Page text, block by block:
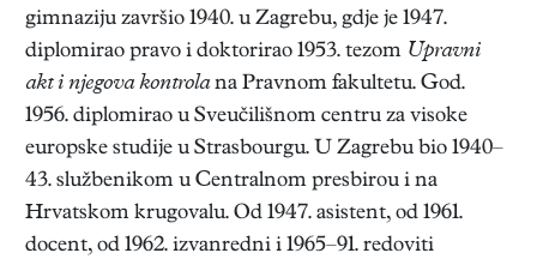
gimnaziju završio 1940. u Zagrebu, gdje je 1947.
diplomirao pravo i doktorirao 1953. tezom Upravni
akt i njegova kontrolana Pravnom fakultetu. God.
1956. diplomirao u Sveučilišnom centru za visoke
europske studije u Strasbourgu. U Zagrebu bio 1940–
43. službenikom u Centralnom presbirou i na
Hrvatskom krugovalu. Od 1947. asistent, od 1961.
docent, od 1962. izvanredni i 1965–91. redoviti